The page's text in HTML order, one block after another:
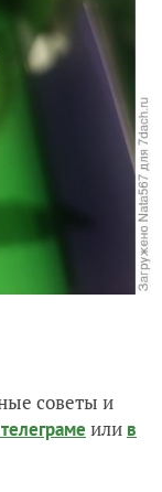
советы и
или в